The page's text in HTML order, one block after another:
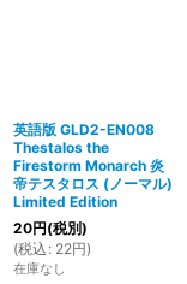
英語版 GLD2-EN008
Thestalos the
Firestorm Monarch 炎
帝テスタロス (ノーマル)
Limited Edition
20円(税別)
(税込 : 22円)
在庫なし